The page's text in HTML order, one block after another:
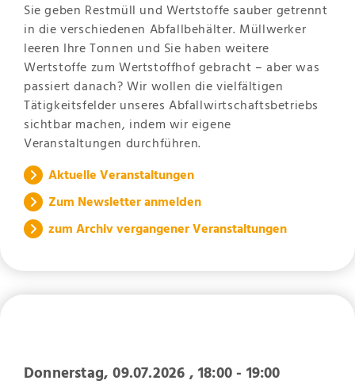
Sie geben Restmüll und Wertstoffe sauber getrennt
in die verschiedenen Abfallbehälter. Müllwerker
leeren Ihre Tonnen und Sie haben weitere
Wertstoffe zum Wertstoffhof gebracht – aber was
passiert danach? Wir wollen die vielfältigen
Tätigkeitsfelder unseres Abfallwirtschaftsbetriebs
sichtbar machen, indem wir eigene
Veranstaltungen durchführen.
Aktuelle Veranstaltungen
Zum Newsletter anmelden
zum Archiv vergangener Veranstaltungen
Donnerstag, 09.07.2026 , 18:00 - 19:00